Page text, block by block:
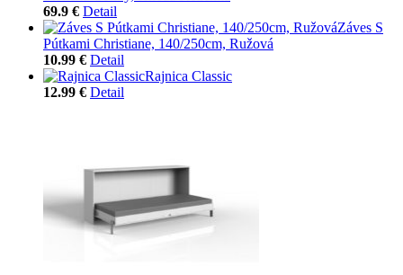
69.9 € Detail
Záves S
Pútkami Christiane, 140/250cm, Ružová
10.99 € Detail
Rajnica Classic
12.99 € Detail